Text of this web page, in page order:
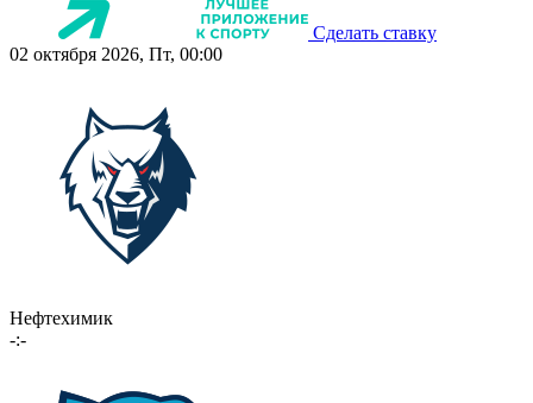
Сделать ставку
02 октября 2026, Пт, 00:00
Нефтехимик
-:-